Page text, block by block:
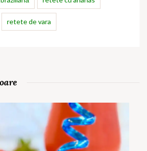
retete de vara